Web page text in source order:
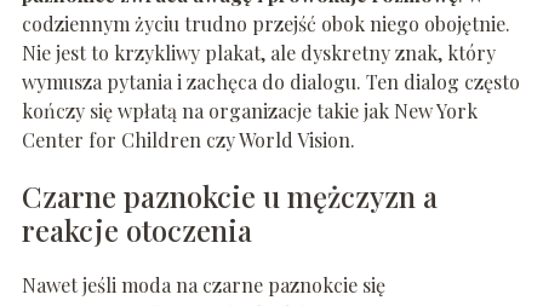
codziennym życiu trudno przejść obok niego obojętnie.
Nie jest to krzykliwy plakat, ale dyskretny znak, który
wymusza pytania i zachęca do dialogu. Ten dialog często
kończy się wpłatą na organizacje takie jak New York
Center for Children czy World Vision.
Czarne paznokcie u mężczyzn a
reakcje otoczenia
Nawet jeśli moda na czarne paznokcie się